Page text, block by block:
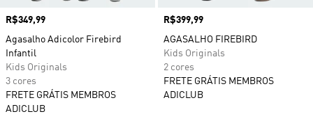
Preço
R$349,99
Agasalho Adicolor Firebird
Infantil
Kids Originals
3 cores
FRETE GRÁTIS MEMBROS
ADICLUB
Preço
R$399,99
AGASALHO FIREBIRD
Kids Originals
2 cores
FRETE GRÁTIS MEMBROS
ADICLUB